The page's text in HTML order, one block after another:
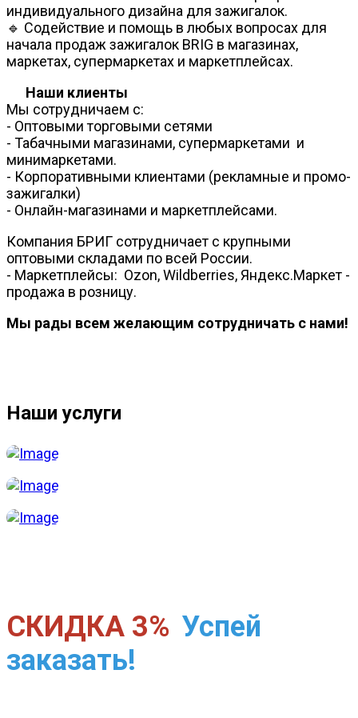
индивидуального дизайна для зажигалок.
🔹 Содействие и помощь в любых вопросах для
начала продаж зажигалок BRIG в магазинах,
маркетах, супермаркетах и маркетплейсах.
Наши клиенты
Мы сотрудничаем с:
- Оптовыми торговыми сетями
- Табачными магазинами, супермаркетами и
минимаркетами.
- Корпоративными клиентами (рекламные и промо-
зажигалки)
- Онлайн-магазинами и маркетплейсами.
Компания БРИГ сотрудничает с крупными
оптовыми складами по всей России.
- Маркетплейсы: Ozon, Wildberries, Яндекс.Маркет -
продажа в розницу.
Мы рады всем желающим сотрудничать с нами!
Наши услуги
СКИДКА 3% Успей
заказать!